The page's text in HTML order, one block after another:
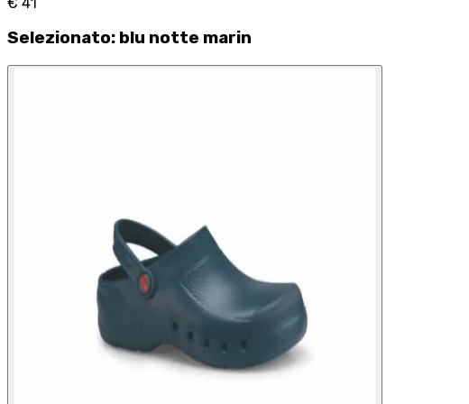
Selezionato: blu notte marin